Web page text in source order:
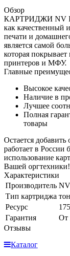
Обзор
КАРТРИДЖИ NV
как качественный
печати и
является самой
которая
принтеров и МФУ.
Главные
Высокое
Наличие в
Лучшее
Полная
товары
Остается
работает в России
использование
Вашей оргтехники!
Характеристики
Производитель
Тип картриджа
Ресурс
Гарантия
От
Отзывы
Каталог